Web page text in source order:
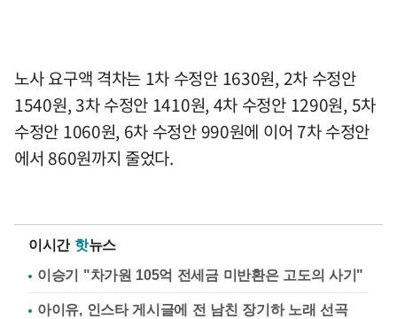
노사 요구액 격차는 1차 수정안 1630원, 2차 수정안
1540원, 3차 수정안 1410원, 4차 수정안 1290원, 5차
수정안 1060원, 6차 수정안 990원에 이어 7차 수정안
에서 860원까지 줄었다.
이시간 핫뉴스
이승기 "차가원 105억 전세금 미반환은 고도의 사기"
아이유, 인스타 게시글에 전 남친 장기하 노래 선곡